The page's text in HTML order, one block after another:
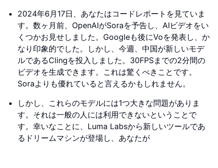
2024年6月17日、あなたはコードレポートを見ていま
す。数ヶ月前、OpenAIがSoraを予告し、AIビデオをい
くつかお見せしました。Googleも後にVoを発表し、か
なり印象的でした。しかし、今週、中国が新しいモデ
ルであるClingを投入しました。30FPSまでの2分間の
ビデオを生成できます。これは驚くべきことです。
Soraよりも優れていると言えるかもしれません。
しかし、これらのモデルには1つ大きな問題がありま
す。それは一般の人には利用できないということで
す。幸いなことに、Luma Labsから新しいツールであ
るドリームマシンが登場し、あなたが